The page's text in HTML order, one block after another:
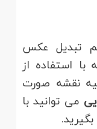
تبدیل عکس
استفاده از
نقشه صورت
می توانید با